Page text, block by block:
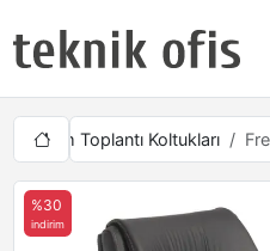
Makam Toplantı Koltukları
%30
indirim